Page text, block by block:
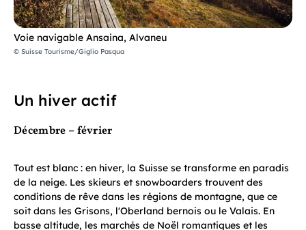
Voie navigable Ansaina, Alvaneu
© Suisse Tourisme/Giglio Pasqua
Un hiver actif
Décembre – février
Tout est blanc : en hiver, la Suisse se transforme en paradis
de la neige. Les skieurs et snowboarders trouvent des
conditions de rêve dans les régions de montagne, que ce
soit dans les Grisons, l'Oberland bernois ou le Valais. En
basse altitude, les marchés de Noël romantiques et les